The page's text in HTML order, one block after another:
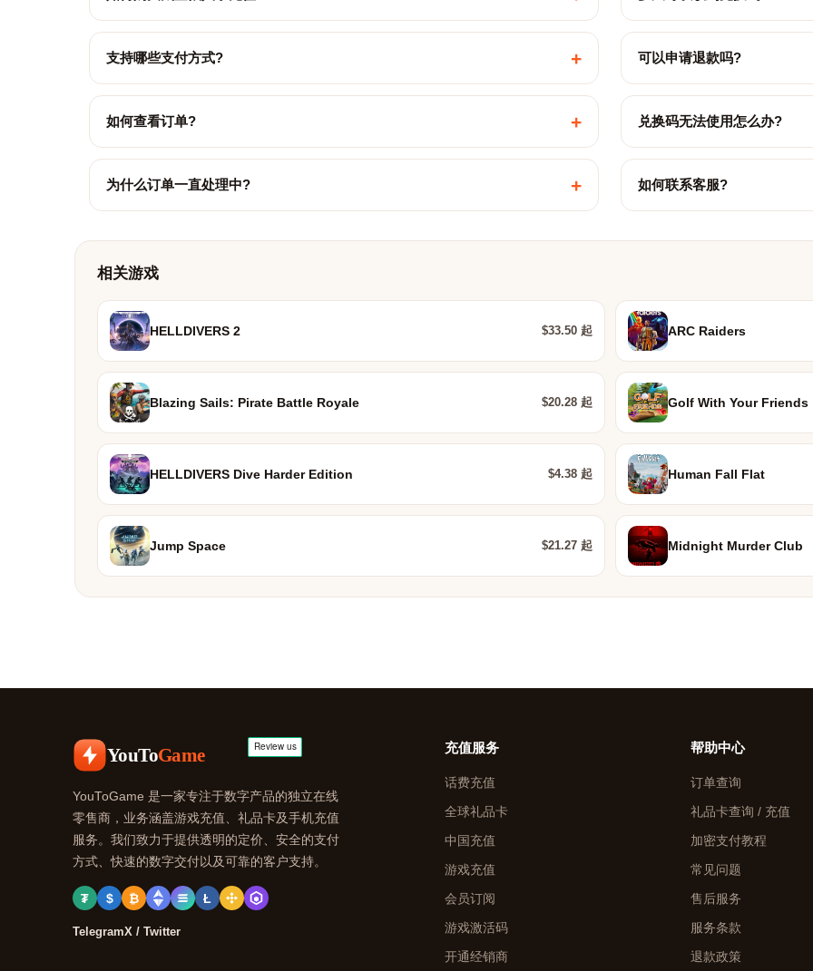
支持哪些支付方式? + 可以申请退款吗?
如何查看订单? + 兑换码无法使用怎么办?
为什么订单一直处理中? + 如何联系客服?
相关游戏
HELLDIVERS 2 $33.50 起 ARC Raiders
Blazing Sails: Pirate Battle Royale $20.28 起 Golf With Your Friends
HELLDIVERS Dive Harder Edition $4.38 起 Human Fall Flat
Jump Space $21.27 起 Midnight Murder Club
YouToGame
YouToGame 是一家专注于数字产品的独立在线
零售商，业务涵盖游戏充值、礼品卡及手机充值
服务。我们致力于提供透明的定价、安全的支付
方式、快速的数字交付以及可靠的客户支持。
₮ $ ₿ Ł
TelegramX / Twitter
充值服务
话费充值
全球礼品卡
中国充值
游戏充值
会员订阅
游戏激活码
开通经销商
帮助中心
订单查询
礼品卡查询 / 充值
加密支付教程
常见问题
售后服务
服务条款
退款政策